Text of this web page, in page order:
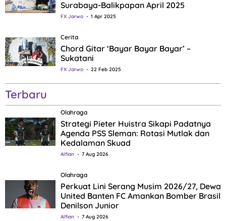
Surabaya-Balikpapan April 2025
FX Jarwo 1 Apr 2025
Cerita
Chord Gitar ‘Bayar Bayar Bayar’ –
Sukatani
FX Jarwo 22 Feb 2025
Terbaru
Olahraga
Strategi Pieter Huistra Sikapi Padatnya
Agenda PSS Sleman: Rotasi Mutlak dan
Kedalaman Skuad
Alfian 7 Aug 2026
Olahraga
Perkuat Lini Serang Musim 2026/27, Dewa
United Banten FC Amankan Bomber Brasil
Denilson Junior
Alfian 7 Aug 2026